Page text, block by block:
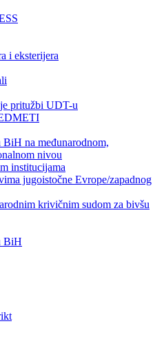
i eksterijera
pritužbi UDT-u
BiH na međunarodnom,
nivou
institucijama
jugoistočne Evrope/zapadnog
krivičnim sudom za bivšu
BiH